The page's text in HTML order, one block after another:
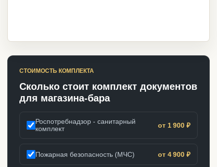
СТОИМОСТЬ КОМПЛЕКТА
Сколько стоит комплект документов
для магазина-бара
Роспотребнадзор - санитарный
комплект
от 1 900 ₽
Пожарная безопасность (МЧС) от 4 900 ₽